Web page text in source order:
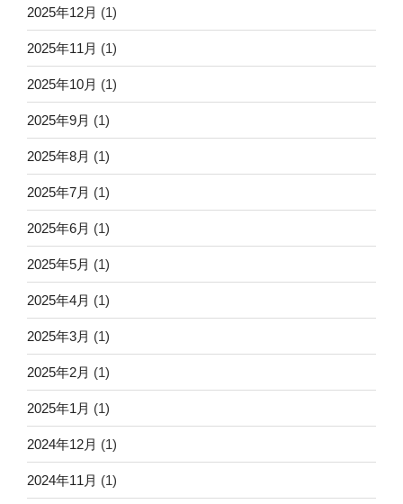
2025年12月 (1)
2025年11月 (1)
2025年10月 (1)
2025年9月 (1)
2025年8月 (1)
2025年7月 (1)
2025年6月 (1)
2025年5月 (1)
2025年4月 (1)
2025年3月 (1)
2025年2月 (1)
2025年1月 (1)
2024年12月 (1)
2024年11月 (1)